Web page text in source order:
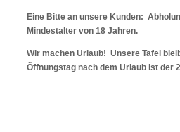
Eine Bitte an unsere Kunden:
Mindestalter von 18 Jahren.
Wir machen Urlaub! Unsere Tafel
Öffnungstag nach dem Urlaub ist der